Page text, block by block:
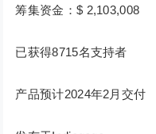
筹集资金：$ 2,103,008
已获得8715名支持者
产品预计2024年2月交付